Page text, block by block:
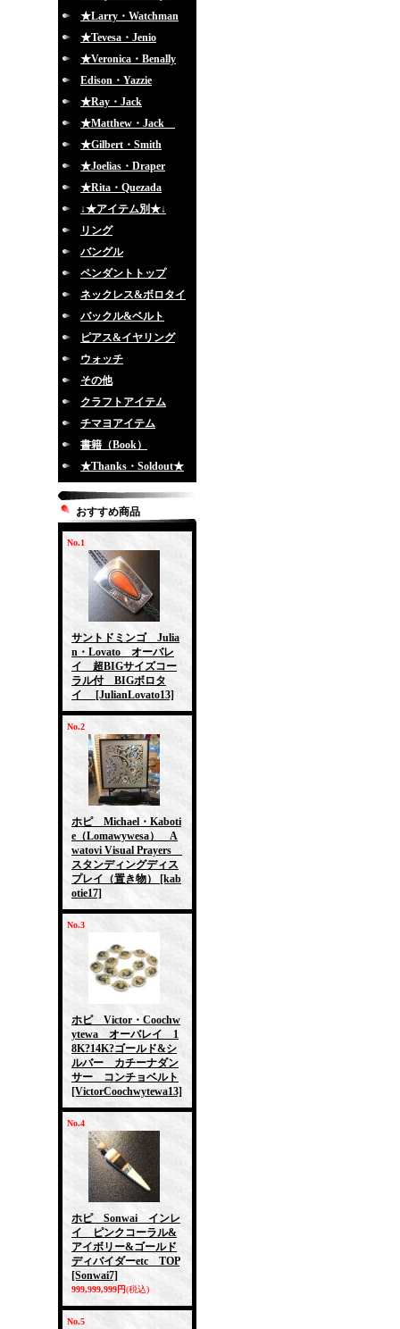
★Larry・Watchman
★Tevesa・Jenio
★Veronica・Benally
Edison・Yazzie
★Ray・Jack
★Matthew・Jack
★Gilbert・Smith
★Joelias・Draper
★Rita・Quezada
↓★アイテム別★↓
リング
バングル
ペンダントトップ
ネックレス&ボロタイ
バックル&ベルト
ピアス&イヤリング
ウォッチ
その他
クラフトアイテム
チマヨアイテム
書籍（Book）
★Thanks・Soldout★
おすすめ商品
No.1
サントドミンゴ Julia
n・Lovato オーバレ
イ 超BIGサイズコー
ラル付 BIGボロタ
イ
[JulianLovato13]
No.2
ホピ Michael・Kaboti
e（Lomawywesa） A
watovi Visual Prayers
スタンディングディス
プレイ（置き物）
[kab
otie17]
No.3
ホピ Victor・Coochw
ytewa オーバレイ 1
8K?14K?ゴールド&シ
ルバー カチーナダン
サー コンチョベルト
[VictorCoochwytewa13]
No.4
ホピ Sonwai インレ
イ ピンクコーラル&
アイボリー&ゴールド
ディバイダーetc TOP
[Sonwai7]
999,999,999円(税込)
No.5